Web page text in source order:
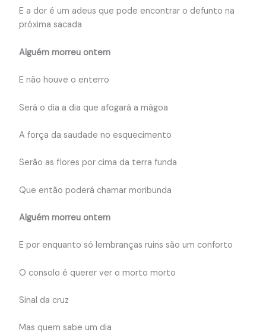
E a dor é um adeus que pode encontrar o defunto na
próxima sacada
Alguém morreu ontem
E não houve o enterro
Será o dia a dia que afogará a mágoa
A força da saudade no esquecimento
Serão as flores por cima da terra funda
Que então poderá chamar moribunda
Alguém morreu ontem
E por enquanto só lembranças ruins são um conforto
O consolo é querer ver o morto morto
Sinal da cruz
Mas quem sabe um dia